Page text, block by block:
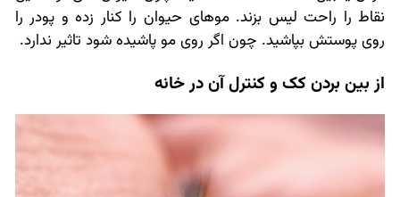
نقاط را راحت لیس بزند. موهای حیوان را کنار زده و پودر را
روی پوستش بپاشید. چون اگر روی مو پاشیده شود تاثیر ندارد.
از بین بردن کک و کنترل آن در خانه